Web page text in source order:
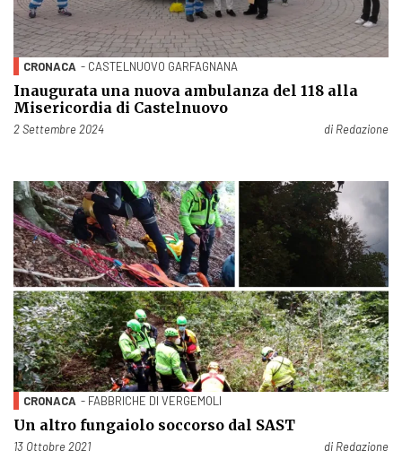
CRONACA - CASTELNUOVO GARFAGNANA
Inaugurata una nuova ambulanza del 118 alla
Misericordia di Castelnuovo
Pubblicato il
2 Settembre 2024 di Redazione
CRONACA - FABBRICHE DI VERGEMOLI
Un altro fungaiolo soccorso dal SAST
Pubblicato il
13 Ottobre 2021 di Redazione